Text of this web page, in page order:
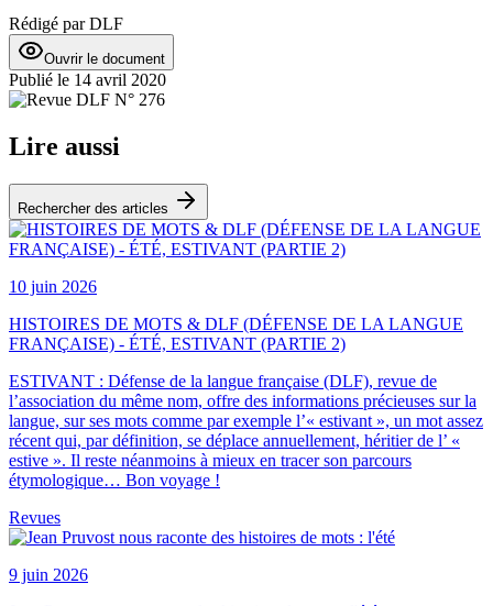
Rédigé parDLF
Ouvrir le document
Publié le 14 avril 2020
Lire aussi
Rechercher des articles
10 juin 2026
HISTOIRES DE MOTS & DLF (DÉFENSE DE LA LANGUE
FRANÇAISE) - ÉTÉ, ESTIVANT (PARTIE 2)
ESTIVANT : Défense de la langue française (DLF), revue de
l’association du même nom, offre des informations précieuses sur la
langue, sur ses mots comme par exemple l’« estivant », un mot assez
récent qui, par définition, se déplace annuellement, héritier de l’ «
estive ». Il reste néanmoins à mieux en tracer son parcours
étymologique… Bon voyage !
Revues
9 juin 2026